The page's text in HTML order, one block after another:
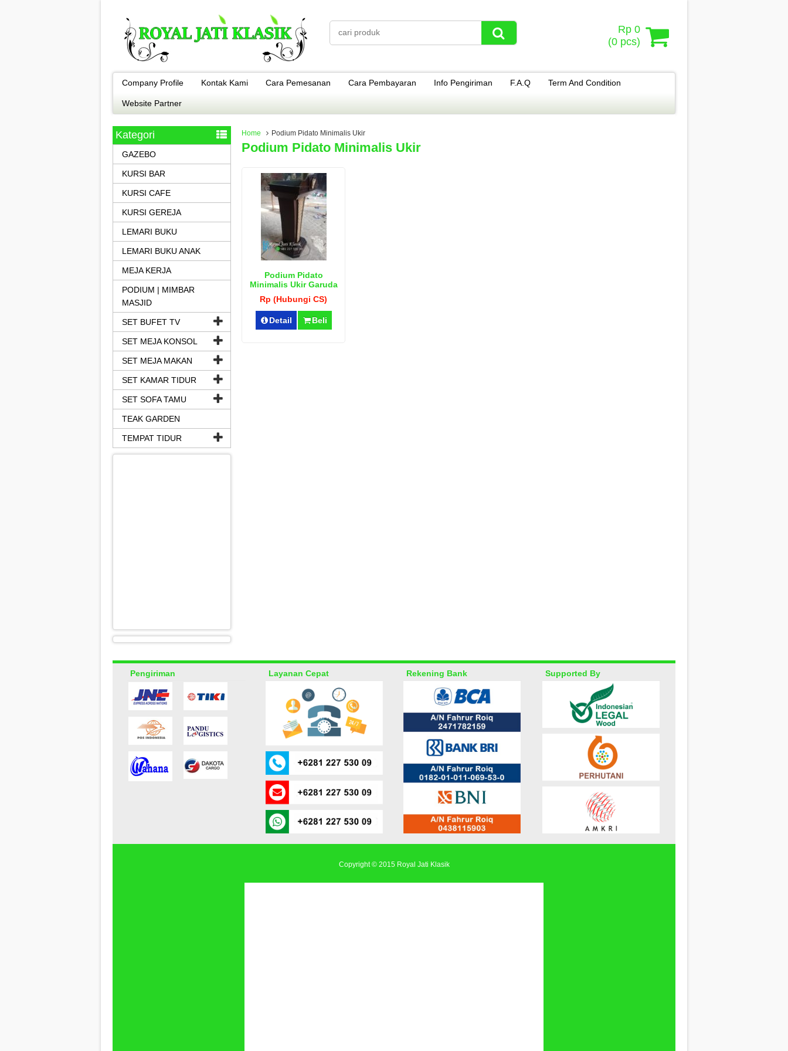
Rp 0
(0 pcs)
Company Profile Kontak Kami Cara Pemesanan Cara Pembayaran Info Pengiriman F.A.Q Term And Condition
Website Partner
Home Podium Pidato Minimalis Ukir
Podium Pidato Minimalis Ukir
Podium Pidato
Minimalis Ukir Garuda
Rp (Hubungi CS)
Detail Beli
Kategori
GAZEBO
KURSI BAR
KURSI CAFE
KURSI GEREJA
LEMARI BUKU
LEMARI BUKU ANAK
MEJA KERJA
PODIUM | MIMBAR
MASJID
SET BUFET TV
SET MEJA KONSOL
SET MEJA MAKAN
SET KAMAR TIDUR
SET SOFA TAMU
TEAK GARDEN
TEMPAT TIDUR
Pengiriman Layanan Cepat Rekening Bank Supported By
Copyright © 2015 Royal Jati Klasik